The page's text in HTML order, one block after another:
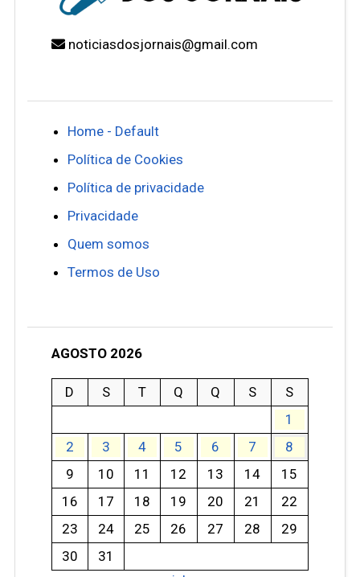
noticiasdosjornais@gmail.com
Home - Default
Política de Cookies
Política de privacidade
Privacidade
Quem somos
Termos de Uso
AGOSTO 2026
D S T Q Q S
S
1
2
3 4 5 6 7
8
9
10 11 12 13 14
15
16
17 18 19 20 21
22
23
24 25 26 27 28
29
30
31